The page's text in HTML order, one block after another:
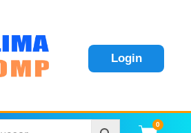
Login
0